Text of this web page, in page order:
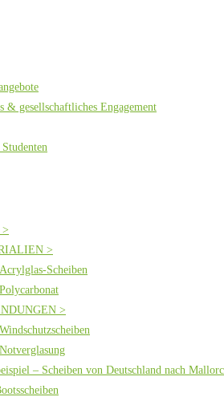
& gesellschaftliches Engagement
>
>
Acrylglas-Scheiben
Polycarbonat
>
Windschutzscheiben
Notverglasung
– Scheiben von Deutschland nach